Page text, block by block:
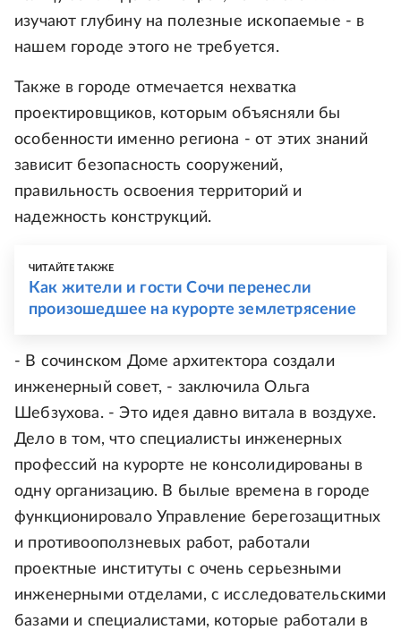
изучают глубину на полезные ископаемые - в
нашем городе этого не требуется.
Также в городе отмечается нехватка
проектировщиков, которым объясняли бы
особенности именно региона - от этих знаний
зависит безопасность сооружений,
правильность освоения территорий и
надежность конструкций.
ЧИТАЙТЕ ТАКЖЕ
Как жители и гости Сочи перенесли
произошедшее на курорте землетрясение
- В сочинском Доме архитектора создали
инженерный совет, - заключила Ольга
Шебзухова. - Это идея давно витала в воздухе.
Дело в том, что специалисты инженерных
профессий на курорте не консолидированы в
одну организацию. В былые времена в городе
функционировало Управление берегозащитных
и противооползневых работ, работали
проектные институты с очень серьезными
инженерными отделами, с исследовательскими
базами и специалистами, которые работали в